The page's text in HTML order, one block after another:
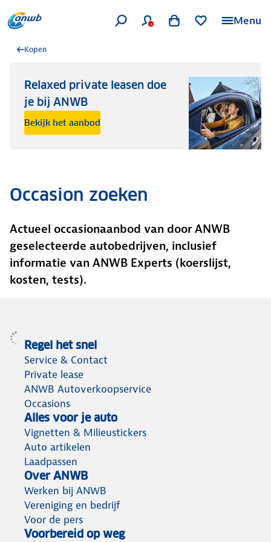
Menu
Kopen
Relaxed private leasen doe
je bij ANWB
Bekijk het aanbod
Occasion zoeken
Actueel occasionaanbod van door ANWB
geselecteerde autobedrijven, inclusief
informatie van ANWB Experts (koerslijst,
kosten, tests).
Regel het snel
Service & Contact
Private lease
ANWB Autoverkoopservice
Occasions
Alles voor je auto
Vignetten & Milieustickers
Auto artikelen
Laadpassen
Over ANWB
Werken bij ANWB
Vereniging en bedrijf
Voor de pers
Voorbereid op weg